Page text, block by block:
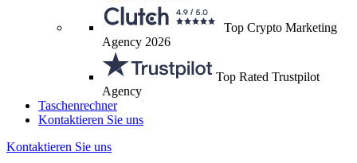
Top Crypto Marketing
Agency 2026
Top Rated Trustpilot
Agency
Taschenrechner
Kontaktieren Sie uns
Kontaktieren Sie uns